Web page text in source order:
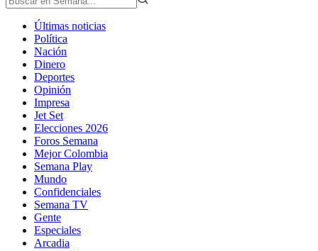
Últimas noticias
Política
Nación
Dinero
Deportes
Opinión
Impresa
Jet Set
Elecciones 2026
Foros Semana
Mejor Colombia
Semana Play
Mundo
Confidenciales
Semana TV
Gente
Especiales
Arcadia